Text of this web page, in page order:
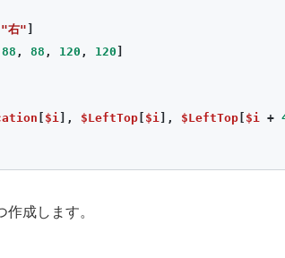
"右"
88 , 88 , 120 , 120
$i ], $LeftTop $i ], $LeftTop $i +
成します。